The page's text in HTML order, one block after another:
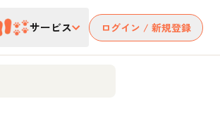
サービス ログイン / 新規登録